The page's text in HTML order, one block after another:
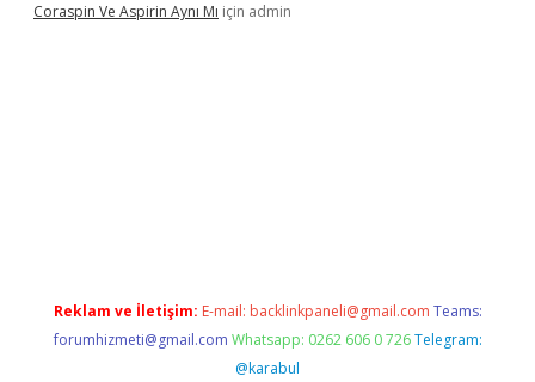
Coraspin Ve Aspirin Aynı Mı için admin
Reklam ve İletişim: E-mail: backlinkpaneli@gmail.com Teams:
forumhizmeti@gmail.com Whatsapp: 0262 606 0 726 Telegram:
@karabul